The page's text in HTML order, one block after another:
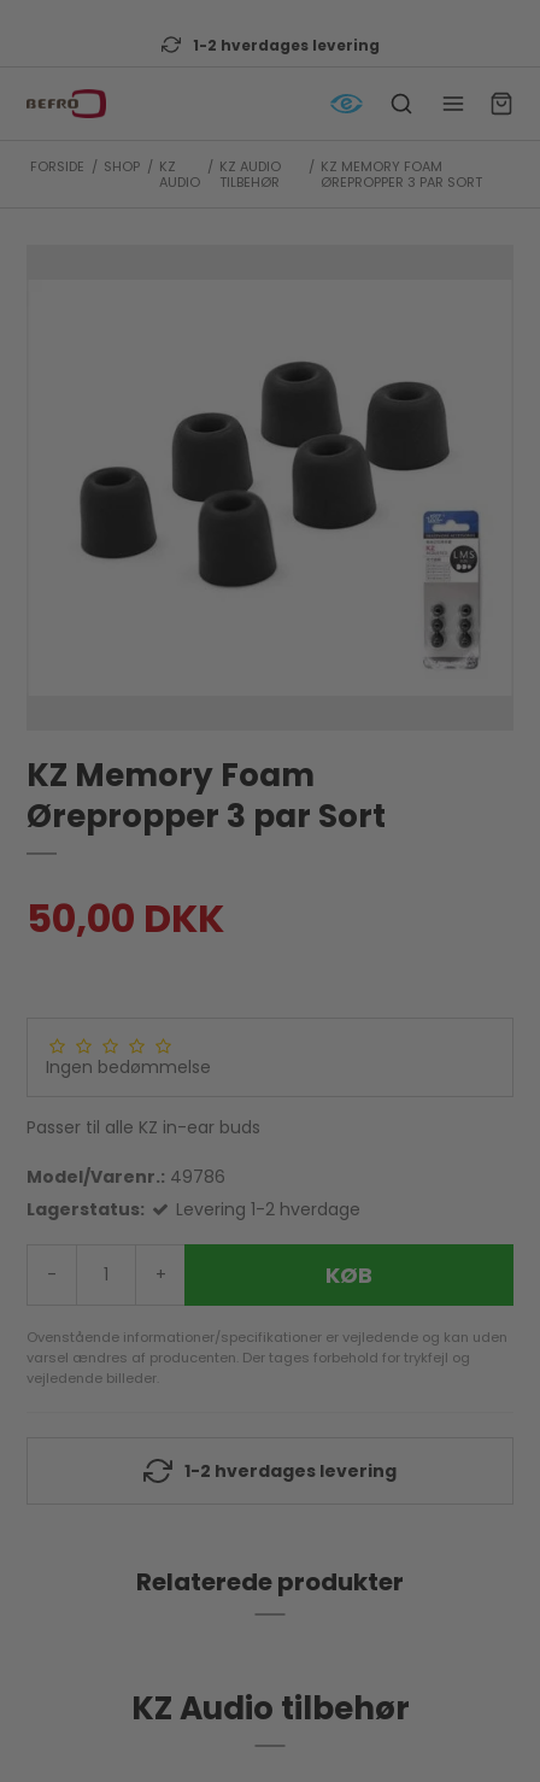
1-2 hverdages levering
FORSIDE / SHOP / KZ
AUDIO
/ KZ AUDIO
TILBEHØR
/ KZ MEMORY FOAM
ØREPROPPER 3 PAR SORT
KZ Memory Foam
Ørepropper 3 par Sort
50,00 DKK
Ingen bedømmelse
Passer til alle KZ in-ear buds
Model/Varenr.: 49786
Lagerstatus:
Levering 1-2 hverdage
- + KØB
Ovenstående informationer/specifikationer er vejledende og kan uden
varsel ændres af producenten. Der tages forbehold for trykfejl og
vejledende billeder.
1-2 hverdages levering
Relaterede produkter
KZ Audio tilbehør